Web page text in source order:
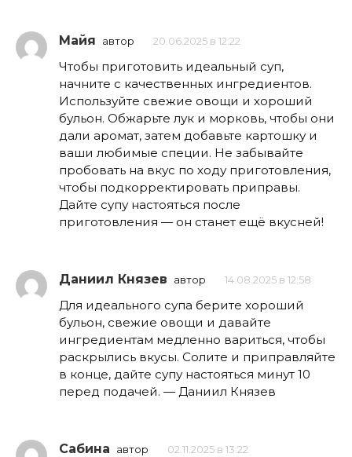
Майя автор 20.06.2025 в 12:22
Чтобы приготовить идеальный суп,
начните с качественных ингредиентов.
Используйте свежие овощи и хороший
бульон. Обжарьте лук и морковь, чтобы они
дали аромат, затем добавьте картошку и
ваши любимые специи. Не забывайте
пробовать на вкус по ходу приготовления,
чтобы подкорректировать приправы.
Дайте супу настояться после
приготовления — он станет ещё вкусней!
Даниил Князев автор 14.08.2025 в 12:58
Для идеального супа берите хороший
бульон, свежие овощи и давайте
ингредиентам медленно вариться, чтобы
раскрылись вкусы. Солите и приправляйте
в конце, дайте супу настояться минут 10
перед подачей. — Даниил Князев
Сабина автор 02.11.2025 в 13:22